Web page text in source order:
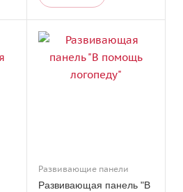
Развивающие панели
Развивающая панель "В